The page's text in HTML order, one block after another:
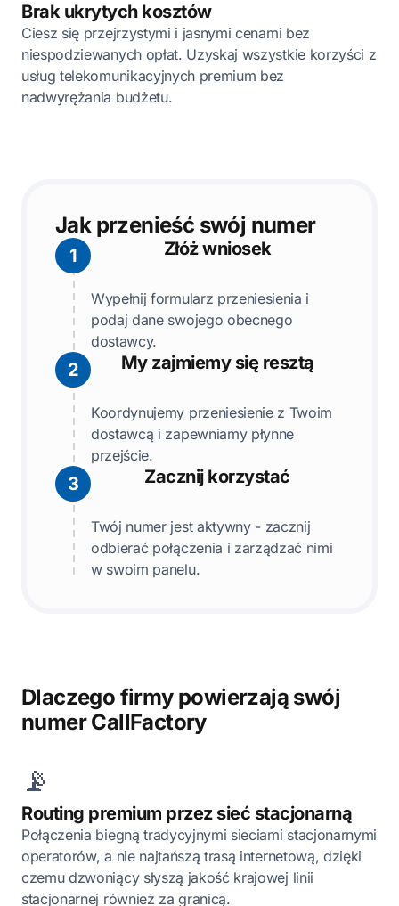
Brak ukrytych kosztów
Ciesz się przejrzystymi i jasnymi cenami bez
niespodziewanych opłat. Uzyskaj wszystkie korzyści z
usług telekomunikacyjnych premium bez
nadwyrężania budżetu.
Jak przenieść swój numer
1 Złóż wniosek
Wypełnij formularz przeniesienia i
podaj dane swojego obecnego
dostawcy.
2 My zajmiemy się resztą
Koordynujemy przeniesienie z Twoim
dostawcą i zapewniamy płynne
przejście.
3 Zacznij korzystać
Twój numer jest aktywny - zacznij
odbierać połączenia i zarządzać nimi
w swoim panelu.
Dlaczego firmy powierzają swój
numer CallFactory
📡
Routing premium przez sieć stacjonarną
Połączenia biegną tradycyjnymi sieciami stacjonarnymi
operatorów, a nie najtańszą trasą internetową, dzięki
czemu dzwoniący słyszą jakość krajowej linii
stacjonarnej również za granicą.